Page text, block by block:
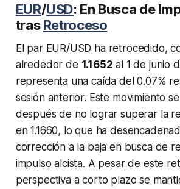
EUR/USD: En Busca de
trasRetroceso
El par EUR/USD ha retrocedido,
alrededor de 1.1652 al 1 de junio
representa una caída del 0.07%
sesión anterior. Este movimiento
después de no lograr superar la
en 1.1660, lo que ha
corrección a la baja en busca de
impulso alcista. A pesar de este
perspectiva a corto plazo se